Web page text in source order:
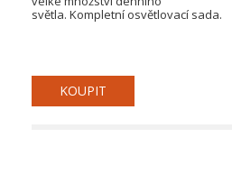
světla. Kompletní osvětlovací sada.
KOUPIT